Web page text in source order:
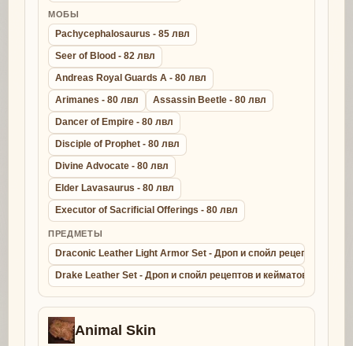
МОБЫ
Pachycephalosaurus - 85 лвл
Seer of Blood - 82 лвл
Andreas Royal Guards A - 80 лвл
Arimanes - 80 лвл
Assassin Beetle - 80 лвл
Dancer of Empire - 80 лвл
Disciple of Prophet - 80 лвл
Divine Advocate - 80 лвл
Elder Lavasaurus - 80 лвл
Executor of Sacrificial Offerings - 80 лвл
ПРЕДМЕТЫ
Draconic Leather Light Armor Set - Дроп и спойл рецептов и
Drake Leather Set - Дроп и спойл рецептов и кейматов - крафт
Animal Skin